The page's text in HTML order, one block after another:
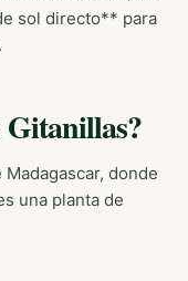
sol directo** para
Gitanillas?
donde
una planta de